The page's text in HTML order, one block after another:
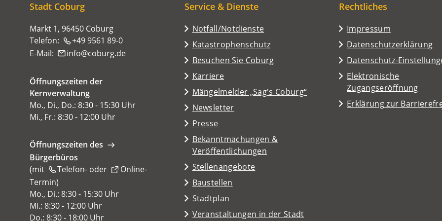
Stadt Coburg
Markt 1, 96450 Coburg
Telefon:
+49 9561 89-0
E-Mail:
info coburg de
Öffnungszeiten der
Kernverwaltung
Mo., Di., Do.: 8:30 - 15:30 Uhr
Mi., Fr.: 8:30 - 12:00 Uhr
Öffnungszeiten des
Bürgerbüros
(mit
Telefon- oder
Online-
Termin
(Öffnet
in
einem
neuen
)
Mo., Di.: 8:30 - 15:30 Uhr
Mi.: 8:30 - 12:00 Uhr
Do.: 8:30 - 18:00 Uhr
Service & Dienste
Notfall/Notdienste
Katastrophenschutz
Besuchen Sie Coburg
(Öffnet
in
neuen
Tab)
Karriere
Mängelmelder „Sag's Coburg“
(Öffnet
in
neuen
Tab)
Newsletter
Presse
Bekanntmachungen &
Veröffentlichungen
Stellenangebote
Baustellen
Stadtplan
(Öffnet
in Veranstaltungen in der Stadt
Rechtliches
Impressum
Datenschutzerklärung
Datenschutz-
Elektronische
Zugangseröffnung
Erklärung zur